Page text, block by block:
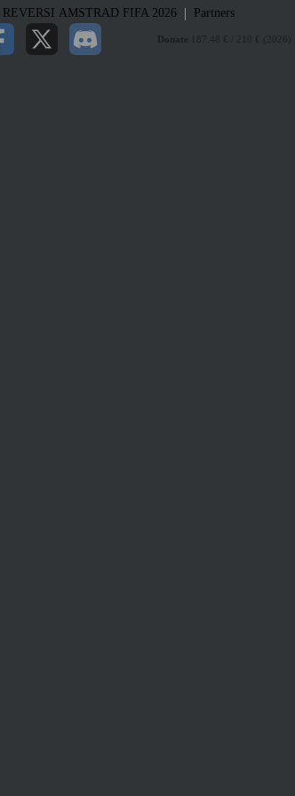
Donate 187.48 € / 210 € (2026)
REVERSI AMSTRAD FIFA 2026 | Partners